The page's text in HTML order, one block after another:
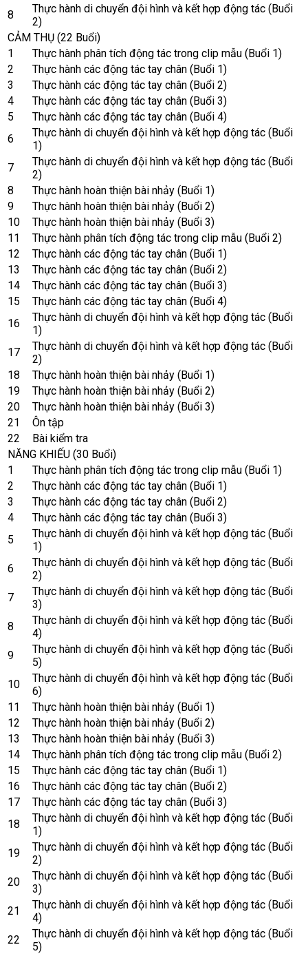
8
Thực hành di chuyển đội hình và kết hợp động tác (Buổi
2)
CẢM THỤ (22 Buổi)
1
Thực hành phân tích động tác trong clip mẫu (Buổi 1)
2
Thực hành các động tác tay chân (Buổi 1)
3
Thực hành các động tác tay chân (Buổi 2)
4
Thực hành các động tác tay chân (Buổi 3)
5
Thực hành các động tác tay chân (Buổi 4)
6
Thực hành di chuyển đội hình và kết hợp động tác (Buổi
1)
7
Thực hành di chuyển đội hình và kết hợp động tác (Buổi
2)
8
Thực hành hoàn thiện bài nhảy (Buổi 1)
9
Thực hành hoàn thiện bài nhảy (Buổi 2)
10
Thực hành hoàn thiện bài nhảy (Buổi 3)
11
Thực hành phân tích động tác trong clip mẫu (Buổi 2)
12
Thực hành các động tác tay chân (Buổi 1)
13
Thực hành các động tác tay chân (Buổi 2)
14
Thực hành các động tác tay chân (Buổi 3)
15
Thực hành các động tác tay chân (Buổi 4)
16
Thực hành di chuyển đội hình và kết hợp động tác (Buổi
1)
17
Thực hành di chuyển đội hình và kết hợp động tác (Buổi
2)
18
Thực hành hoàn thiện bài nhảy (Buổi 1)
19
Thực hành hoàn thiện bài nhảy (Buổi 2)
20
Thực hành hoàn thiện bài nhảy (Buổi 3)
21
Ôn tập
22
Bài kiểm tra
NĂNG KHIẾU (30 Buổi)
1
Thực hành phân tích động tác trong clip mẫu (Buổi 1)
2
Thực hành các động tác tay chân (Buổi 1)
3
Thực hành các động tác tay chân (Buổi 2)
4
Thực hành các động tác tay chân (Buổi 3)
5
Thực hành di chuyển đội hình và kết hợp động tác (Buổi
1)
6
Thực hành di chuyển đội hình và kết hợp động tác (Buổi
2)
7
Thực hành di chuyển đội hình và kết hợp động tác (Buổi
3)
8
Thực hành di chuyển đội hình và kết hợp động tác (Buổi
4)
9
Thực hành di chuyển đội hình và kết hợp động tác (Buổi
5)
10
Thực hành di chuyển đội hình và kết hợp động tác (Buổi
6)
11
Thực hành hoàn thiện bài nhảy (Buổi 1)
12
Thực hành hoàn thiện bài nhảy (Buổi 2)
13
Thực hành hoàn thiện bài nhảy (Buổi 3)
14
Thực hành phân tích động tác trong clip mẫu (Buổi 2)
15
Thực hành các động tác tay chân (Buổi 1)
16
Thực hành các động tác tay chân (Buổi 2)
17
Thực hành các động tác tay chân (Buổi 3)
18
Thực hành di chuyển đội hình và kết hợp động tác (Buổi
1)
19
Thực hành di chuyển đội hình và kết hợp động tác (Buổi
2)
20
Thực hành di chuyển đội hình và kết hợp động tác (Buổi
3)
21
Thực hành di chuyển đội hình và kết hợp động tác (Buổi
4)
22
Thực hành di chuyển đội hình và kết hợp động tác (Buổi
5)